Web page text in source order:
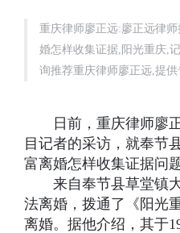
重庆律师廖正远:廖正远律
婚怎样收集证据,阳光重庆,
询推荐重庆律师廖正远,提
日前，重庆律师廖正
目记者的采访，就奉节
富离婚怎样收集证据问
来自奉节县草堂镇大
法离婚，拨通了《阳光
离婚。据他介绍，其于